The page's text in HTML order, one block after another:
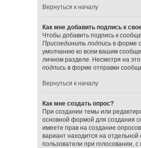
Вернуться к началу
Как мне добавить подпись к
Чтобы добавить подпись к
Присоединить подписьв форме
умолчанию ко всем вашим
личном разделе. Несмотря на
подписьв форме отправки
Вернуться к началу
Как мне создать опрос?
При создании темы или
основной формой для создания
имеете прав на создание
вариант находится на отдельной
пользователи при голосовании,